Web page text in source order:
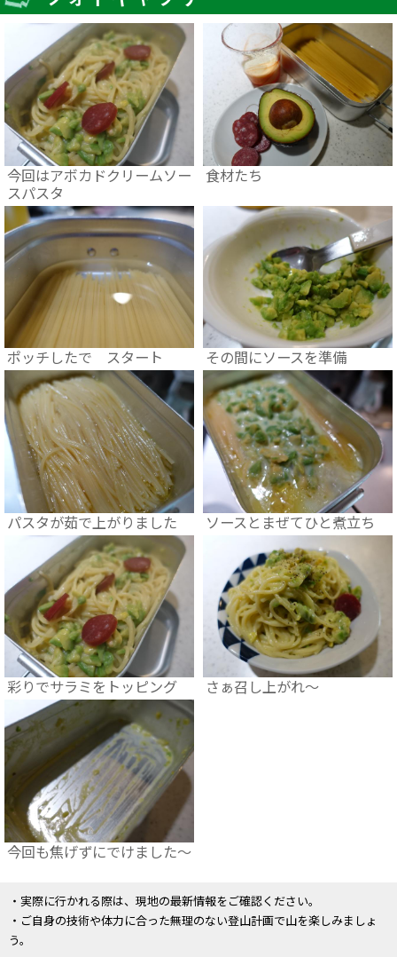
今回はアボカドクリームソー
スパスタ
食材たち
ポッチしたで スタート その間にソースを準備
パスタが茹で上がりました ソースとまぜてひと煮立ち
彩りでサラミをトッピング さぁ召し上がれ～
今回も焦げずにでけました～
・実際に行かれる際は、現地の最新情報をご確認ください。
・ご自身の技術や体力に合った無理のない登山計画で山を楽しみましょ
う。